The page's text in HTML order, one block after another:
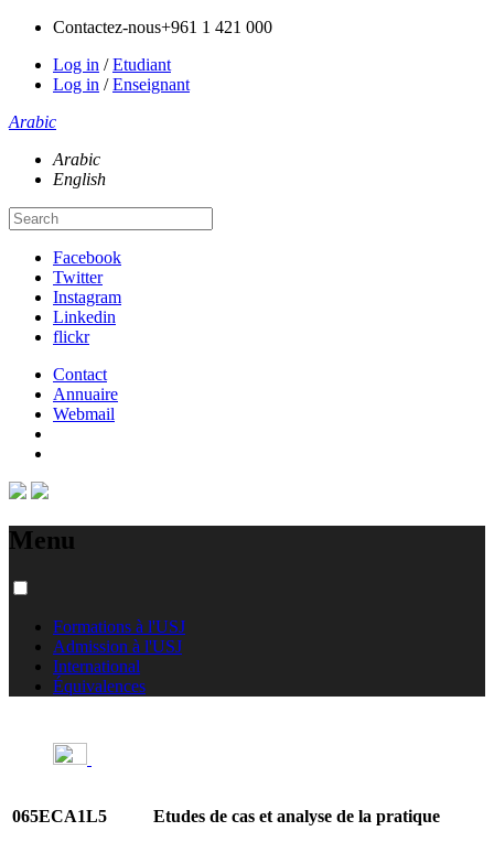
Contactez-nous+961 1 421 000
Log in /Etudiant
Log in /Enseignant
Arabic
Arabic
English
Facebook
Twitter
Instagram
Linkedin
flickr
Contact
Annuaire
Webmail
Menu
Formations à l'USJ
Admission à l'USJ
International
Équivalences
065ECA1L5 Etudes de cas et analyse de la pratique